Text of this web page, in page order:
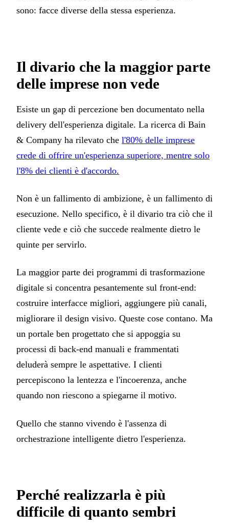
sono: facce diverse della stessa esperienza.
Il divario che la maggior parte
delle imprese non vede
Esiste un gap di percezione ben documentato nella
delivery dell'esperienza digitale. La ricerca di Bain
& Company ha rilevato che l'80% delle imprese
crede di offrire un'esperienza superiore, mentre solo
l'8% dei clienti è d'accordo.
Non è un fallimento di ambizione, è un fallimento di
esecuzione. Nello specifico, è il divario tra ciò che il
cliente vede e ciò che succede realmente dietro le
quinte per servirlo.
La maggior parte dei programmi di trasformazione
digitale si concentra pesantemente sul front-end:
costruire interfacce migliori, aggiungere più canali,
migliorare il design visivo. Queste cose contano. Ma
un portale ben progettato che si appoggia su
processi di back-end manuali e frammentati
deluderà sempre le aspettative. I clienti
percepiscono la lentezza e l'incoerenza, anche
quando non riescono a spiegarne il motivo.
Quello che stanno vivendo è l'assenza di
orchestrazione intelligente dietro l'esperienza.
Perché realizzarla è più
difficile di quanto sembri